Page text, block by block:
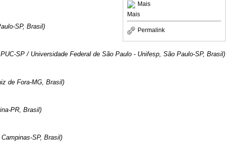
Mais
Mais
Permalink
SP, Brasil)
SP / Universidade Federal de São Paulo - Unifesp, São Paulo-SP, Brasil)
de Fora-MG, Brasil)
PR, Brasil)
SP, Brasil)